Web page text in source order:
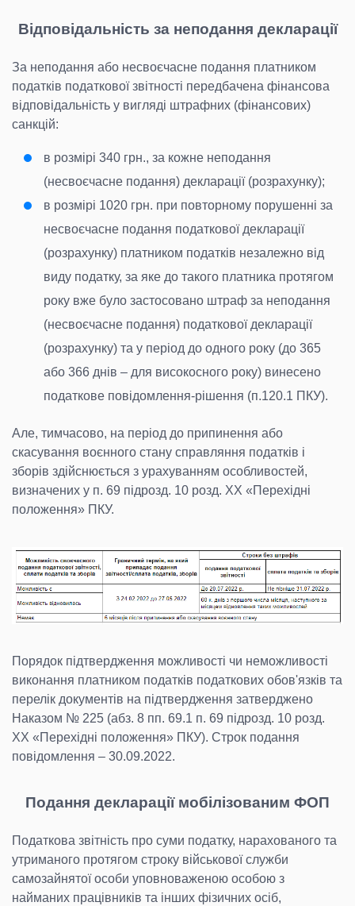
Відповідальність за неподання декларації
За неподання або несвоєчасне подання платником
податків податкової звітності передбачена фінансова
відповідальність у вигляді штрафних (фінансових)
санкцій:
в розмірі 340 грн., за кожне неподання
(несвоєчасне подання) декларації (розрахунку);
в розмірі 1020 грн. при повторному порушенні за
несвоєчасне подання податкової декларації
(розрахунку) платником податків незалежно від
виду податку, за яке до такого платника протягом
року вже було застосовано штраф за неподання
(несвоєчасне подання) податкової декларації
(розрахунку) та у період до одного року (до 365
або 366 днів – для високосного року) винесено
податкове повідомлення-рішення (п.120.1 ПКУ).
Але, тимчасово, на період до припинення або
скасування воєнного стану справляння податків і
зборів здійснюється з урахуванням особливостей,
визначених у п. 69 підрозд. 10 розд. XX «Перехідні
положення» ПКУ.
Порядок підтвердження можливості чи неможливості
виконання платником податків податкових обов'язків та
перелік документів на підтвердження затверджено
Наказом № 225 (абз. 8 пп. 69.1 п. 69 підрозд. 10 розд.
XX «Перехідні положення» ПКУ). Строк подання
повідомлення – 30.09.2022.
Подання декларації мобілізованим ФОП
Податкова звітність про суми податку, нарахованого та
утриманого протягом строку військової служби
самозайнятої особи уповноваженою особою з
найманих працівників та інших фізичних осіб,